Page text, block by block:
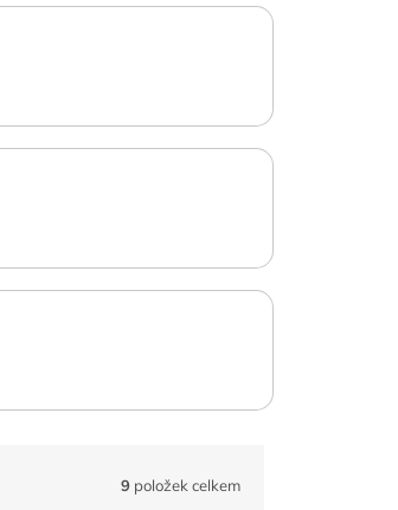
9 položek celkem